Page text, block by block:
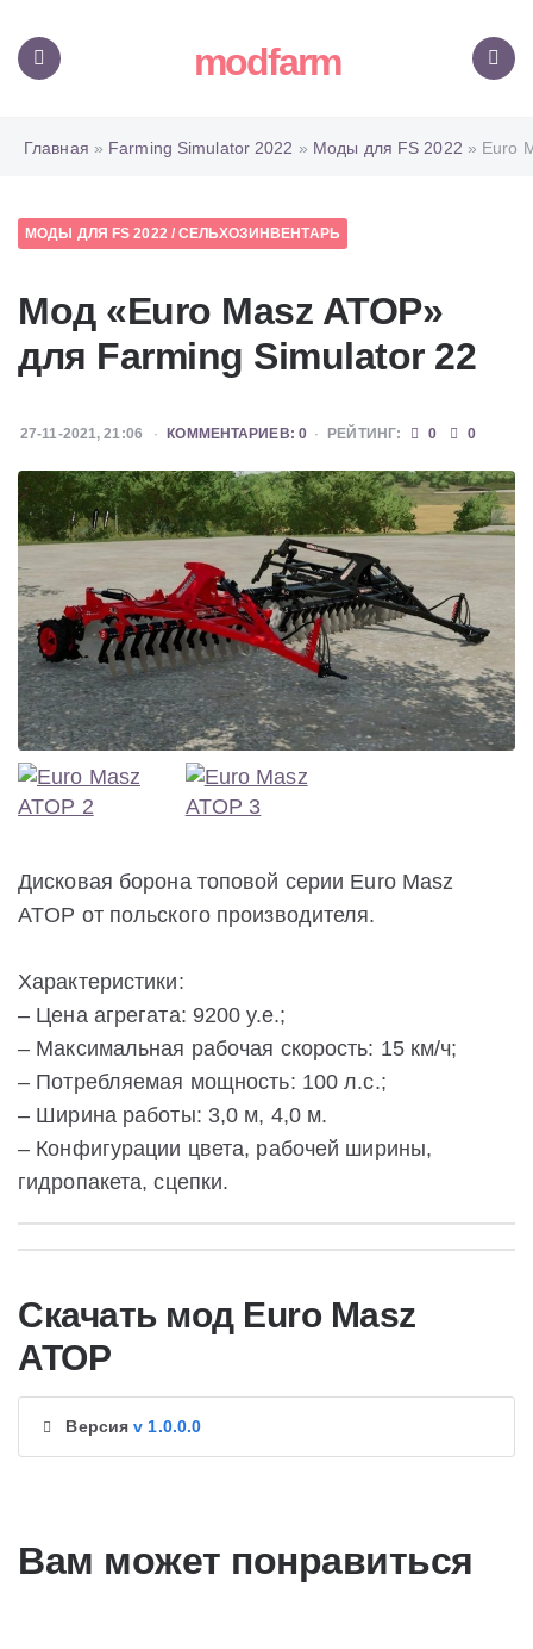
modfarm
Главная » Farming Simulator 2022 » Моды для FS 2022 » Euro
МОДЫ ДЛЯ FS 2022/СЕЛЬХОЗИНВЕНТАРЬ
Мод «Euro Masz ATOP»
для Farming Simulator 22
27-11-2021, 21:06 КОММЕНТАРИЕВ: 0 РЕЙТИНГ: 0 0
Дисковая борона топовой серии Euro Masz
ATOP от польского производителя.
Характеристики:
– Цена агрегата: 9200 у.е.;
– Максимальная рабочая скорость: 15 км/ч;
– Потребляемая мощность: 100 л.с.;
– Ширина работы: 3,0 м, 4,0 м.
– Конфигурации цвета, рабочей ширины,
гидропакета, сцепки.
Скачать мод Euro Masz
ATOP
Версияv 1.0.0.0
Вам может понравиться